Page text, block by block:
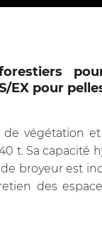
EX pour
végétation
t. Sa capacité
broyeur est
des